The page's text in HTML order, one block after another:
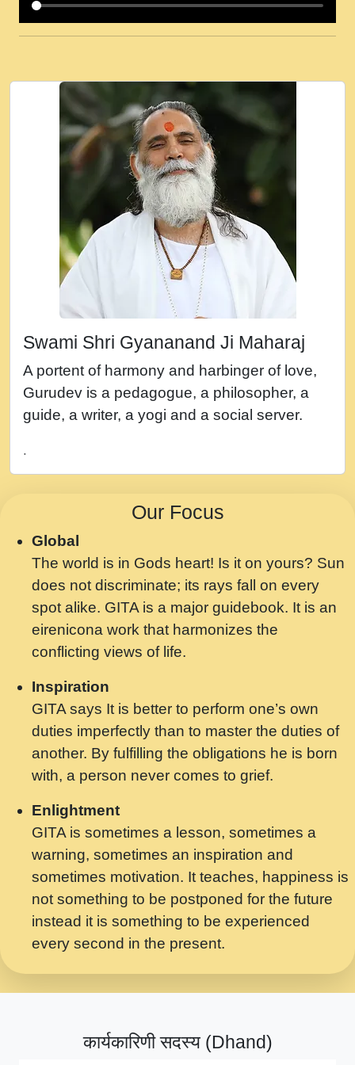
कई पकड क मर हथ र मह वदवन पहच दय! मह जन
Ki - Krishna Bhajan - New Bhajan 2020
#Ishwar Bhakti.mp3
जब से गीता ज्ञान पाया मैं बड़ी मस्ती में हूँ । 2018 -
Rishikesh - Ratan Ji Rasik.mp3
तन हल दल द सनव मड उतत सर रख क, नल रव त
गल लग जव त सर उतत हथ रख द!.mp3
तू कर प्रीतम से प्रीत, यूहीं दिन बीतते जाते हैं ।
2018 - Rishikesh - Swami Gyananand Ji
Maharaj.mp3
न म गवद गपल गद फर, पयर महन न रझद फर! shri
नह भरस रह लडडल... अपन खट करम क !!!! मह दद
सहर चरण क .....mp3
बगड नसब कसन सवर तर बगर Shri ravinandan
shastri ji maharaj.mp3
Chahe Ram Ho Chahe Shyam Ho.mp3
मझ अपन जवन बनन न आय, रठ हर क मनन न आय
Shri ravinandan shastri ji maharaj.mp3
मन अशांत मंत्र जाप - गीता प्रेरणा -Swami
Gyananand Ji Maharaj.mp3
मन बध लय परम वल कगन Special Shyam
Saawariya.mp3
मर गनय न अपरध लडडल शर रध.... Shri
ravinandan shastri ji maharaj.mp3
मेरे मन हरी का ध्यान लगा - भजन भाव - 2018 -
Rishikesh - Swami Gyananand Ji
Maharaj.mp3
यह हसरत तलब ह नकज कमर Yahi Hasraten
Talab Hai Bhav Pravah #bhajan.mp3
लडल ज बल ल क ज न लग Sadhvi Purnima Ji
7.9.2021 जवल नगर दलल #बसर.mp3
सख भ मझ पयर ह दख भ मझ पयर ह!छड म कस दत
सपरहट भजन 2021 - तर अखय ह जद भर बहर ज म
सपरहट शयम भजन - जय जय शयम जय जय शयम
Swami Shri Gyananand Ji Maharaj
A portent of harmony and harbinger of love,
Gurudev is a pedagogue, a philosopher, a
guide, a writer, a yogi and a social server.
.
Our Focus
Global
The world is in Gods heart! Is it on yours? Sun
does not discriminate; its rays fall on every
spot alike. GITA is a major guidebook. It is an
eirenicona work that harmonizes the
conflicting views of life.
Inspiration
GITA says It is better to perform one’s own
duties imperfectly than to master the duties of
another. By fulfilling the obligations he is born
with, a person never comes to grief.
Enlightment
GITA is sometimes a lesson, sometimes a
warning, sometimes an inspiration and
sometimes motivation. It teaches, happiness is
not something to be postponed for the future
instead it is something to be experienced
every second in the present.
कार्यकारिणी सदस्य (Dhand)